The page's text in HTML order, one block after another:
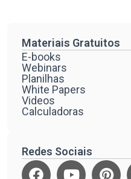
Materiais Gratuitos
E-books
Webinars
Planilhas
White Papers
Videos
Calculadoras
Redes Sociais